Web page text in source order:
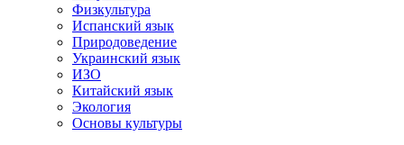
Физкультура
Испанский язык
Природоведение
Украинский язык
ИЗО
Китайский язык
Экология
Основы культуры